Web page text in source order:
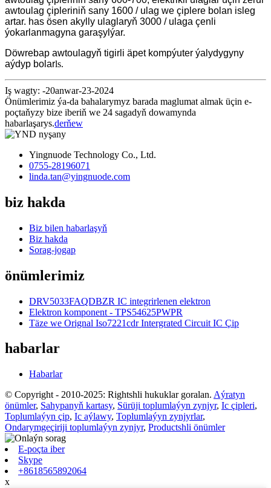
awtoulag çipleriniň sany 1600 / ulag we çiplere bolan isleg
artar. has ösen akylly ulaglaryň 3000 / ulaga çenli
ýokarlanmagyna garaşylýar.
Döwrebap awtoulagyň tigirli äpet kompýuter ýalydygyny
aýdyp bolarls.
Iş wagty: -20anwar-23-2024
Önümlerimiz ýa-da bahalarymyz barada maglumat almak üçin e-
poçtaňyzy bize iberiň we 24 sagadyň dowamynda
habarlaşarys.derňew
Yingnuode Technology Co., Ltd.
0755-28196071
linda.tan@yingnuode.com
biz hakda
Biz bilen habarlaşyň
Biz hakda
Sorag-jogap
önümlerimiz
DRV5033FAQDBZR IC integrirlenen elektron
Elektron komponent - TPS54625PWPR
Täze we Orignal Iso7221cdr Intergrated Circuit IC Çip
habarlar
Habarlar
© Copyright - 2010-2025: Rightshli hukuklar goralan. Aýratyn
önümler, Sahypanyň kartasy, Sürüji toplumlaýyn zynjyr, Ic çipleri,
Toplumlaýyn çip, Ic aýlawy, Toplumlaýyn zynjyrlar,
Ondarymgeçiriji toplumlaýyn zynjyr, Productshli önümler
E-poçta iber
Skype
+8618565892064
x